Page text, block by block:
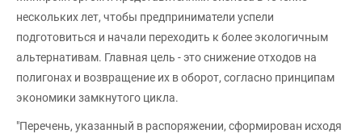
нескольких лет, чтобы предприниматели успели
подготовиться и начали переходить к более экологичным
альтернативам. Главная цель - это снижение отходов на
полигонах и возвращение их в оборот, согласно принципам
экономики замкнутого цикла.
"Перечень, указанный в распоряжении, сформирован исходя